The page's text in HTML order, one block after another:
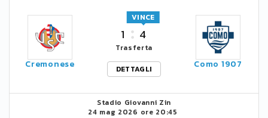
Cremonese
1 4
VINCE
Trasferta
DETTAGLI
Como 1907
Stadio Giovanni Zin
24 mag 2026 ore 20:45